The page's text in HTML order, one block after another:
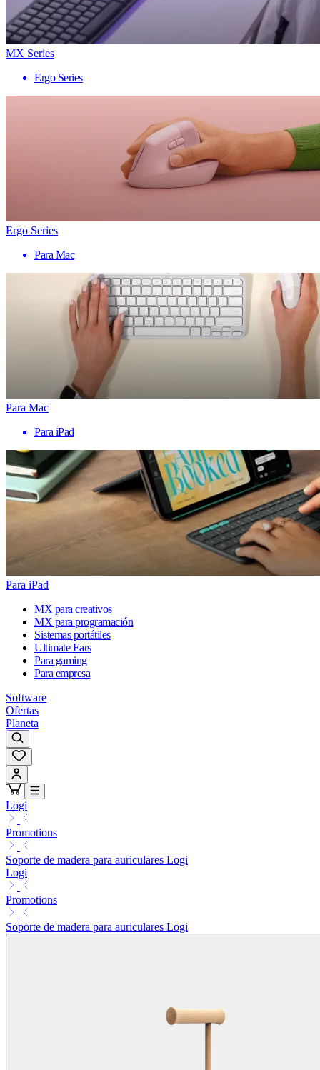
MX Series
Ergo Series
Ergo Series
Para Mac
Para Mac
Para iPad
Para iPad
MX para creativos
MX para programación
Sistemas portátiles
Ultimate Ears
Para gaming
Para empresa
Software
Ofertas
Planeta
Logi
Promotions
Soporte de madera para auriculares Logi
Logi
Promotions
Soporte de madera para auriculares Logi